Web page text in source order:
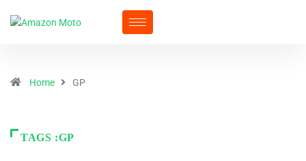
Home GP
TAGS :GP